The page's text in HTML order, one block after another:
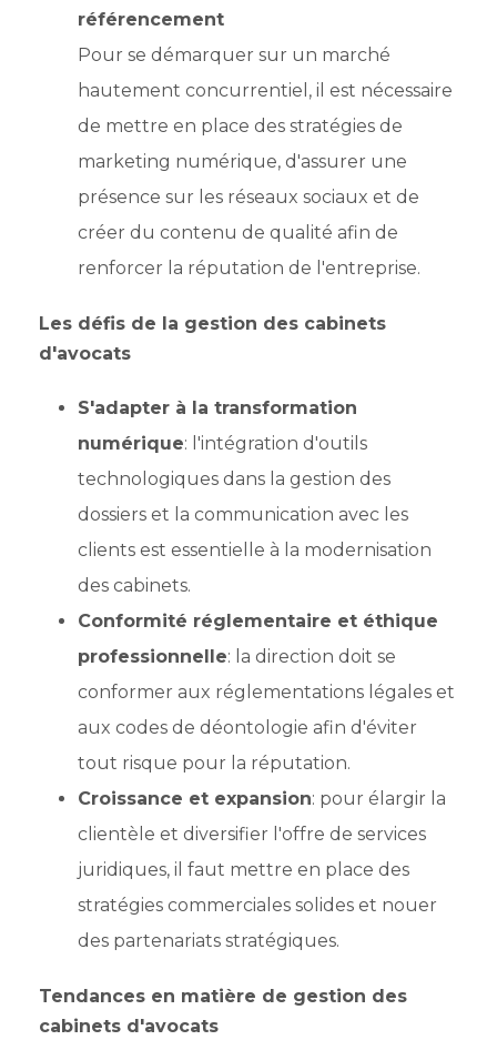
référencement
Pour se démarquer sur un marché
hautement concurrentiel, il est nécessaire
de mettre en place des stratégies de
marketing numérique, d'assurer une
présence sur les réseaux sociaux et de
créer du contenu de qualité afin de
renforcer la réputation de l'entreprise.
Les défis de la gestion des cabinets
d'avocats
S'adapter à la transformation
numérique: l'intégration d'outils
technologiques dans la gestion des
dossiers et la communication avec les
clients est essentielle à la modernisation
des cabinets.
Conformité réglementaire et éthique
professionnelle: la direction doit se
conformer aux réglementations légales et
aux codes de déontologie afin d'éviter
tout risque pour la réputation.
Croissance et expansion: pour élargir la
clientèle et diversifier l'offre de services
juridiques, il faut mettre en place des
stratégies commerciales solides et nouer
des partenariats stratégiques.
Tendances en matière de gestion des
cabinets d'avocats